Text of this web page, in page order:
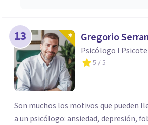
13 Gregorio
Psicólogo I
5 / 5
Son muchos los motivos que pueden
a un psicólogo: ansiedad, depresión,